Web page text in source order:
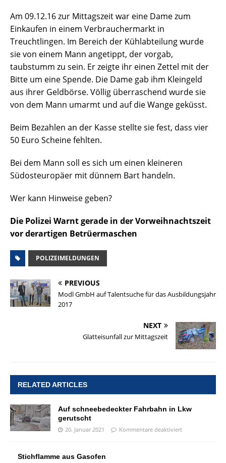
Am 09.12.16 zur Mittagszeit war eine Dame zum
Einkaufen in einem Verbrauchermarkt in
Treuchtlingen. Im Bereich der Kühlabteilung wurde
sie von einem Mann angetippt, der vorgab,
taubstumm zu sein. Er zeigte ihr einen Zettel mit der
Bitte um eine Spende. Die Dame gab ihm Kleingeld
aus ihrer Geldbörse. Völlig überraschend wurde sie
von dem Mann umarmt und auf die Wange geküsst.
Beim Bezahlen an der Kasse stellte sie fest, dass vier
50 Euro Scheine fehlten.
Bei dem Mann soll es sich um einen kleineren
Südosteuropäer mit dünnem Bart handeln.
Wer kann Hinweise geben?
Die Polizei Warnt gerade in der Vorweihnachtszeit
vor derartigen Betrüermaschen
POLIZEIMELDUNGEN
PREVIOUS
Modl GmbH auf Talentsuche für das Ausbildungsjahr
2017
NEXT
Glatteisunfall zur Mittagszeit
RELATED ARTICLES
Auf schneebedeckter Fahrbahn in Lkw
gerutscht
20. Januar 2021 Kommentare deaktiviert
Stichflamme aus Gasofen